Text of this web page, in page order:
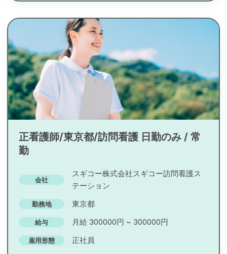
正看護師/東京都/訪問看護 日勤のみ / 常
勤
会社
スギコー株式会社スギコー訪問看護ス
テーション
勤務地 東京都
給与 月給 300000円 ~ 300000円
雇用形態 正社員